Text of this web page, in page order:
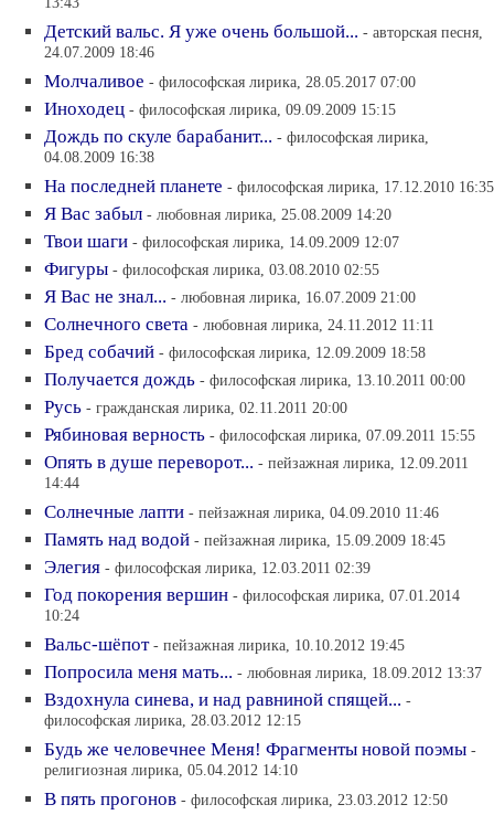
Детский вальс. Я уже очень большой... - авторская песня,
24.07.2009 18:46
Молчаливое - философская лирика, 28.05.2017 07:00
Иноходец - философская лирика, 09.09.2009 15:15
Дождь по скуле барабанит... - философская лирика,
04.08.2009 16:38
На последней планете - философская лирика, 17.12.2010 16:35
Я Вас забыл - любовная лирика, 25.08.2009 14:20
Твои шаги - философская лирика, 14.09.2009 12:07
Фигуры - философская лирика, 03.08.2010 02:55
Я Вас не знал... - любовная лирика, 16.07.2009 21:00
Солнечного света - любовная лирика, 24.11.2012 11:11
Бред собачий - философская лирика, 12.09.2009 18:58
Получается дождь - философская лирика, 13.10.2011 00:00
Русь - гражданская лирика, 02.11.2011 20:00
Рябиновая верность - философская лирика, 07.09.2011 15:55
Опять в душе переворот... - пейзажная лирика, 12.09.2011
14:44
Солнечные лапти - пейзажная лирика, 04.09.2010 11:46
Память над водой - пейзажная лирика, 15.09.2009 18:45
Элегия - философская лирика, 12.03.2011 02:39
Год покорения вершин - философская лирика, 07.01.2014
10:24
Вальс-шёпот - пейзажная лирика, 10.10.2012 19:45
Попросила меня мать... - любовная лирика, 18.09.2012 13:37
Вздохнула синева, и над равниной спящей... -
философская лирика, 28.03.2012 12:15
Будь же человечнее Меня! Фрагменты новой поэмы -
религиозная лирика, 05.04.2012 14:10
В пять прогонов - философская лирика, 23.03.2012 12:50